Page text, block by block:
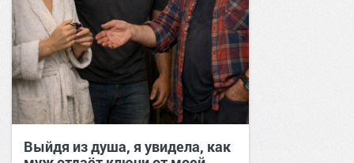
Выйдя из душа, я увидела, как